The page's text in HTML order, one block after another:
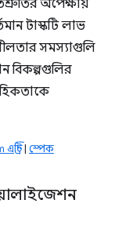
অপেক্ষায়
টাস্কটি লাভ
সমস্যাগুলি
বিকল্পগুলির
| স্পেক